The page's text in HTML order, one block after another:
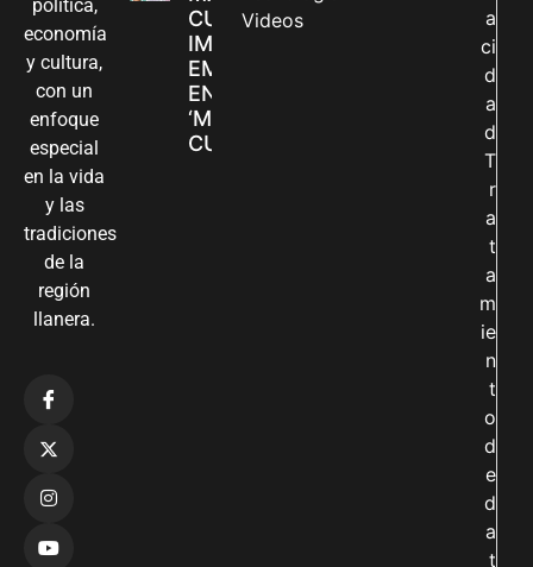
política,
economía
y cultura,
con un
enfoque
especial
en la vida
y las
tradiciones
de la
región
llanera.
CUIDADORAS
IMPULSAN SUS
EMPRENDIMIENTOS
EN LA FERIA
‘MANOS QUE
CUIDAN Y CREAN’
Videos
a
ci
d
a
d
T
r
a
t
a
m
ie
n
t
o
d
e
d
a
t